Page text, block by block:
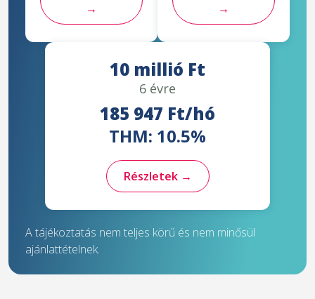
→
→
10 millió Ft
6 évre
185 947 Ft/hó
THM: 10.5%
Részletek →
A tájékoztatás nem teljes körű és nem minősül
ajánlattételnek.